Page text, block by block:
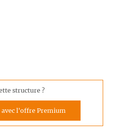
structure ?
l'offre Premium